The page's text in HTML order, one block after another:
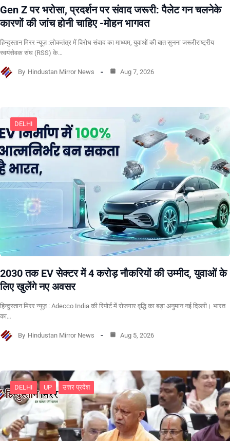
Gen Z पर भरोसा, प्रदर्शन पर संवाद जरूरी: पैलेट गन चलनेके
कारणों की जांच होनी चाहिए -मोहन भागवत
हिन्दुस्तान मिरर न्यूज़ :लोकतंत्र में विरोध संवाद का माध्यम, युवाओं की बात सुनना जरूरीराष्ट्रीय
स्वयंसेवक संघ (RSS) के…
By Hindustan Mirror News Aug 7, 2026
DELHI
2030 तक EV सेक्टर में 4 करोड़ नौकरियों की उम्मीद, युवाओं के
लिए खुलेंगे नए अवसर
हिन्दुस्तान मिरर न्यूज़ : Adecco India की रिपोर्ट में रोजगार वृद्धि का बड़ा अनुमान नई दिल्ली। भारत
का…
By Hindustan Mirror News Aug 5, 2026
DELHI UP उत्तर प्रदेश